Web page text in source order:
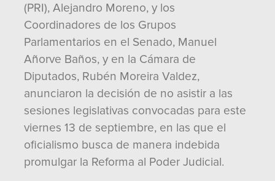
(PRI), Alejandro Moreno, y los
Coordinadores de los Grupos
Parlamentarios en el Senado, Manuel
Añorve Baños, y en la Cámara de
Diputados, Rubén Moreira Valdez,
anunciaron la decisión de no asistir a las
sesiones legislativas convocadas para este
viernes 13 de septiembre, en las que el
oficialismo busca de manera indebida
promulgar la Reforma al Poder Judicial.